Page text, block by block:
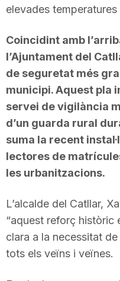
elevades
Coincidint amb
l’Ajuntament del
de seguretat més
municipi. Aquest pla
servei de vigilància
d’un guarda rural
suma la recent
lectores de
les urbanitzacions.
L’alcalde del Catllar,
“aquest reforç històric
clara a la necessitat
tots els veïns i veïnes.